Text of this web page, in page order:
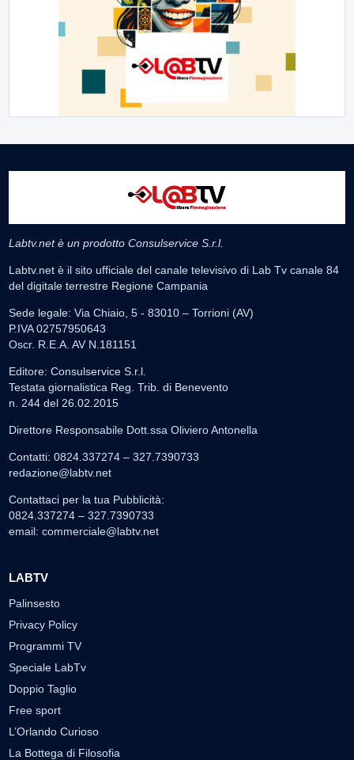
Labtv.net è un prodotto Consulservice S.r.l.
Labtv.net è il sito ufficiale del canale televisivo di Lab Tv canale 84
del digitale terrestre Regione Campania
Sede legale: Via Chiaio, 5 - 83010 – Torrioni (AV)
P.IVA 02757950643
Oscr. R.E.A. AV N.181151
Editore: Consulservice S.r.l.
Testata giornalistica Reg. Trib. di Benevento
n. 244 del 26.02.2015
Direttore Responsabile Dott.ssa Oliviero Antonella
Contatti: 0824.337274 – 327.7390733
redazione@labtv.net
Contattaci per la tua Pubblicità:
0824.337274 – 327.7390733
email: commerciale@labtv.net
LABTV
Palinsesto
Privacy Policy
Programmi TV
Speciale LabTv
Doppio Taglio
Free sport
L’Orlando Curioso
La Bottega di Filosofia